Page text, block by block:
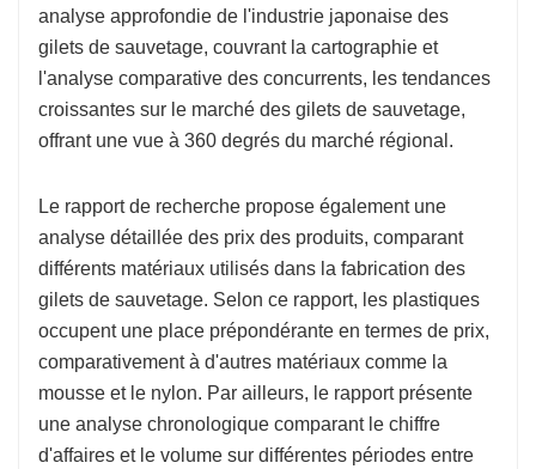
analyse approfondie de l'industrie japonaise des
gilets de sauvetage, couvrant la cartographie et
l'analyse comparative des concurrents, les tendances
croissantes sur le marché des gilets de sauvetage,
offrant une vue à 360 degrés du marché régional.
Le rapport de recherche propose également une
analyse détaillée des prix des produits, comparant
différents matériaux utilisés dans la fabrication des
gilets de sauvetage. Selon ce rapport, les plastiques
occupent une place prépondérante en termes de prix,
comparativement à d'autres matériaux comme la
mousse et le nylon. Par ailleurs, le rapport présente
une analyse chronologique comparant le chiffre
d'affaires et le volume sur différentes périodes entre